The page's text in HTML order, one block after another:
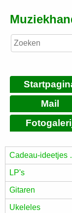
Mail
Cadeau-ideetjes
LP's
Gitaren
Ukeleles